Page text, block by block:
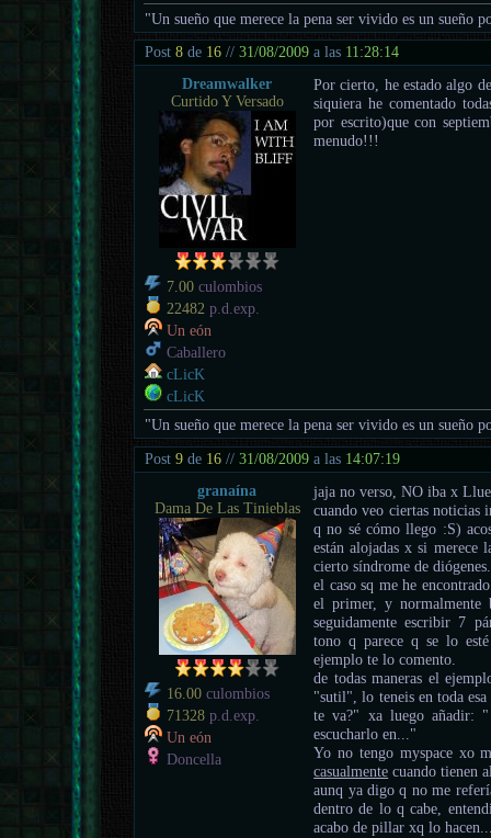
"Un sueño que merece la pena ser vivido es un sueño
Post8 de 16 //31/08/2009 a las 11:28:14
Dreamwalker
Curtido Y Versado
7.00 culombios
22482 p.d.exp.
Un eón
Caballero
cLicK
cLicK
Por cierto, he estado algo
siquiera he comentado
por escrito)que con
menudo!!!
"Un sueño que merece la pena ser vivido es un sueño
Post9 de 16 //31/08/2009 a las 14:07:19
granaína
Dama De Las Tinieblas
16.00 culombios
71328 p.d.exp.
Un eón
Doncella
jaja no verso, NO iba x
cuando veo ciertas noticias
q no sé cómo llego :S)
están alojadas x si merece
cierto síndrome de diógenes.
el caso sq me he
el primer, y normalmente
seguidamente escribir 7
tono q parece q se lo
ejemplo te lo comento.
de todas maneras el
"sutil", lo teneis en toda
te va?" xa luego añadir:
escucharlo en..."
Yo no tengo myspace xo
casualmente cuando tienen
aunq ya digo q no me
dentro de lo q cabe,
acabo de pillar xq lo